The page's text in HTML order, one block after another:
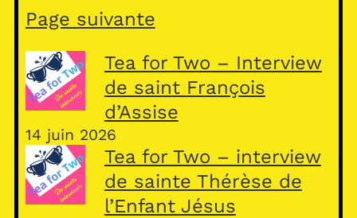
Page suivante
Tea for Two – Interview
de saint François
d’Assise
14 juin 2026
Tea for Two – interview
de sainte Thérèse de
l’Enfant Jésus